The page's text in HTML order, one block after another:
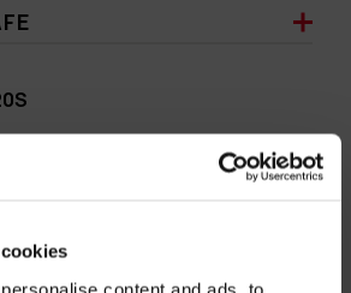
content and ads, to